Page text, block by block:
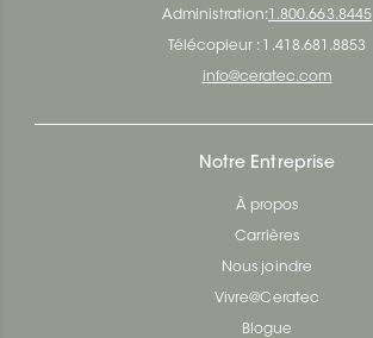
Administration: 1.800.663.8445
Télécopieur : 1.418.681.8853
info@ceratec.com
Notre Entreprise
À propos
Carrières
Nous joindre
Vivre@Ceratec
Blogue